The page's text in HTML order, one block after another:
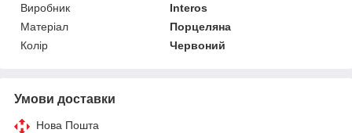
Виробник
Interos
Матеріал
Порцеляна
Колір
Червоний
Умови доставки
Нова Пошта